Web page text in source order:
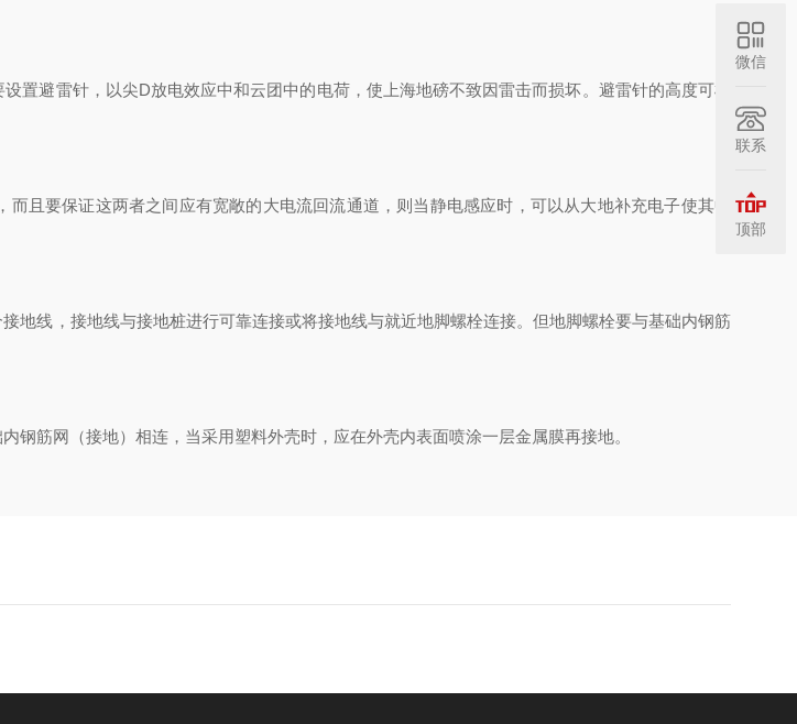
避雷针，以尖D放电效应中和云团中的电荷，使上海地磅不致因雷击而损坏。避雷针的高度可根
要保证这两者之间应有宽敞的大电流回流通道，则当静电感应时，可以从大地补充电子使其中
线，接地线与接地桩进行可靠连接或将接地线与就近地脚螺栓连接。但地脚螺栓要与基础内钢筋
筋网（接地）相连，当采用塑料外壳时，应在外壳内表面喷涂一层金属膜再接地。
微信
联系
顶部